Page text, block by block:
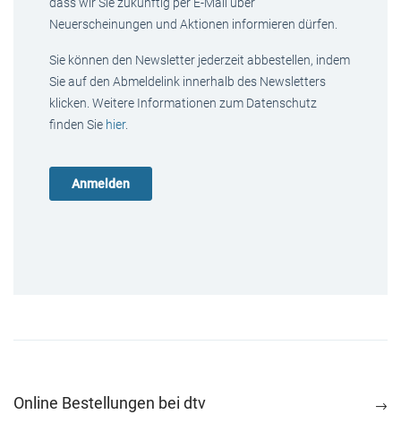
Neuerscheinungen und Aktionen informieren dürfen.
Sie können den Newsletter jederzeit abbestellen, indem
Sie auf den Abmeldelink innerhalb des Newsletters
klicken. Weitere Informationen zum Datenschutz
finden Sie hier.
Online Bestellungen bei dtv